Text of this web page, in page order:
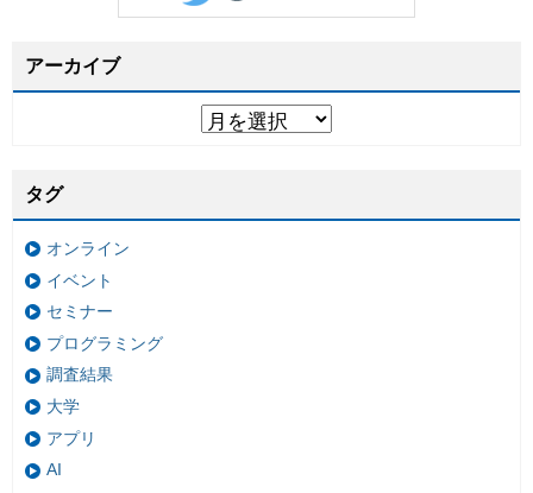
アーカイブ
タグ
オンライン
イベント
セミナー
プログラミング
調査結果
大学
アプリ
AI